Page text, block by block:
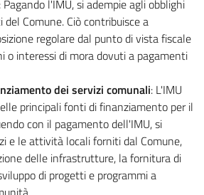
: Pagando l'IMU, si adempie agli obblighi
Comune. Ciò contribuisce a
regolare dal punto di vista fiscale
o interessi di mora dovuti a pagamenti
dei servizi comunali: L'IMU
principali fonti di finanziamento per il
con il pagamento dell'IMU, si
e le attività locali forniti dal Comune,
delle infrastrutture, la fornitura di
di progetti e programmi a